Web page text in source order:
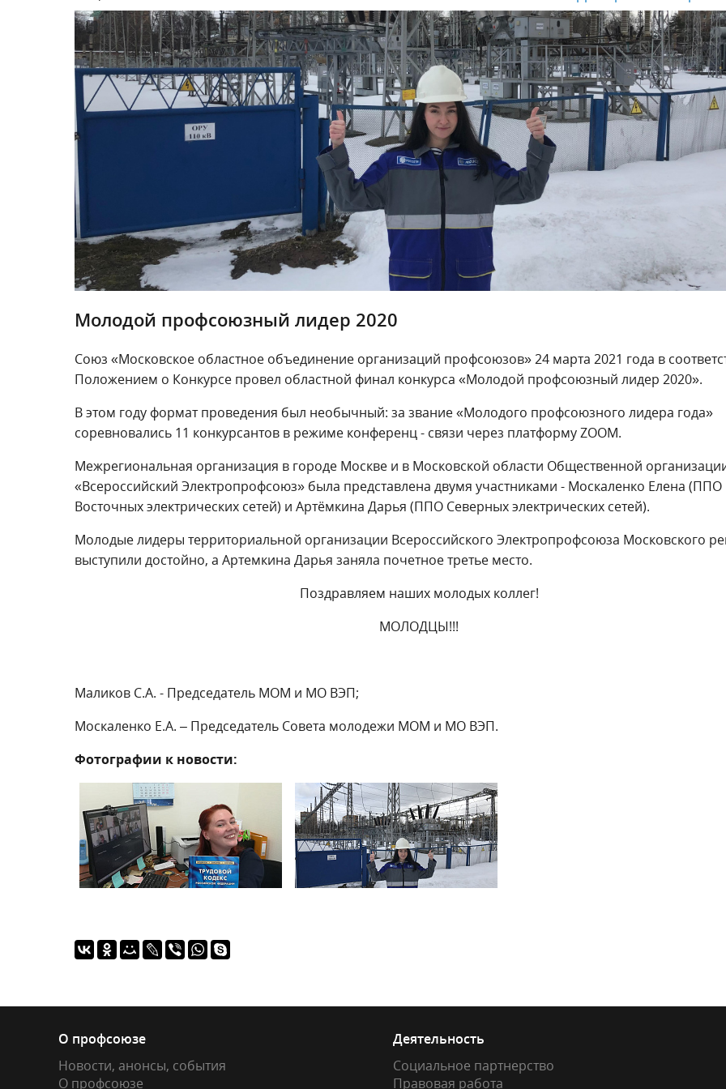
Молодой профсоюзный лидер 2020
Союз «Московское областное объединение организаций профсоюзов» 24 марта 2021 года в
Положением о Конкурсе провел областной финал конкурса «Молодой профсоюзный лидер 2020».
В этом году формат проведения был необычный: за звание «Молодого профсоюзного лидера года»
соревновались 11 конкурсантов в режиме конференц - связи через платформу ZOOM.
Межрегиональная организация в городе Москве и в Московской области Общественной
«Всероссийский Электропрофсоюз» была представлена двумя участниками - Москаленко Елена (ППО
Восточных электрических сетей) и Артёмкина Дарья (ППО Северных электрических сетей).
Молодые лидеры территориальной организации Всероссийского Электропрофсоюза Московского
выступили достойно, а Артемкина Дарья заняла почетное третье место.
Поздравляем наших молодых коллег!
МОЛОДЦЫ!!!
Маликов С.А. - Председатель МОМ и МО ВЭП;
Москаленко Е.А. – Председатель Совета молодежи МОМ и МО ВЭП.
Фотографии к новости:
О профсоюзе
Новости, анонсы, события
О профсоюзе
Деятельность
Социальное партнерство
Правовая работа